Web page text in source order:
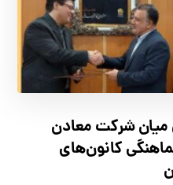
میان شرکت معادن
کانون‌های